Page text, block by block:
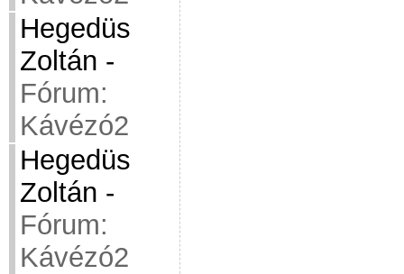
Hegedüs
Zoltán -
Fórum:
Kávézó2
Hegedüs
Zoltán -
Fórum:
Kávézó2